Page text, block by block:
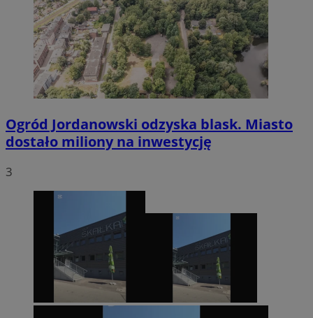
Ogród Jordanowski odzyska blask. Miasto
dostało miliony na inwestycję
3